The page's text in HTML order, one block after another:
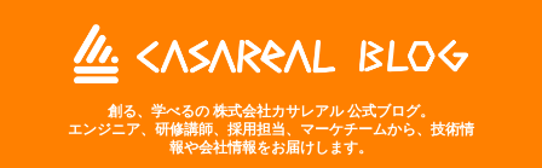
創る、学べるの 株式会社カサレアル 公式ブログ。
エンジニア、研修講師、採用担当、マーケチームから、技術情
報や会社情報をお届けします。